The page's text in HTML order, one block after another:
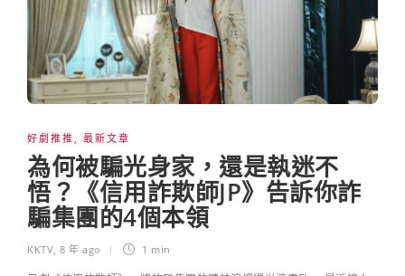
好劇推推 最新文章
為何被騙光身家，還是執迷不
悟？《信用詐欺師JP》告訴你詐
騙集團的4個本領
KKTV 8 年 ago 1 min